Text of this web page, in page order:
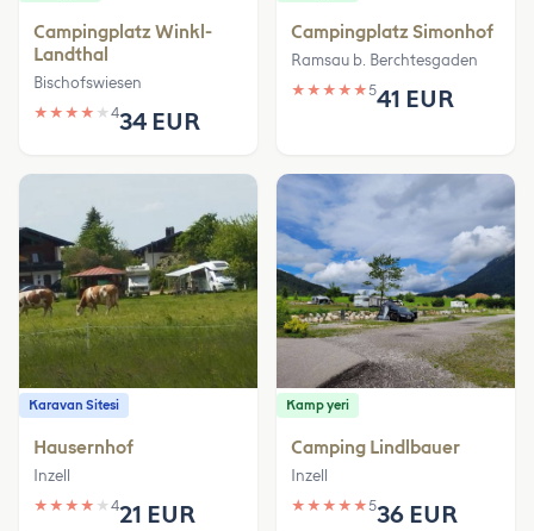
Campingplatz Winkl-
Landthal
Bischofswiesen
★ ★ ★ ★ ★ 434 EUR
Campingplatz Simonhof
Ramsau b. Berchtesgaden
★ ★ ★ ★ ★541 EUR
Karavan Sitesi
Hausernhof
Inzell
★ ★ ★ ★ ★ 421 EUR
Kamp yeri
Camping Lindlbauer
Inzell
★ ★ ★ ★ ★536 EUR